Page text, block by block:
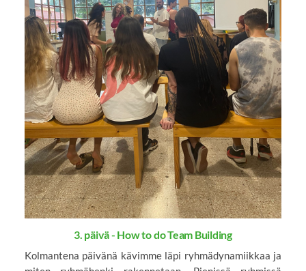
3. päivä - How to do Team Building
Kolmantena päivänä kävimme läpi ryhmädynamiikkaa ja